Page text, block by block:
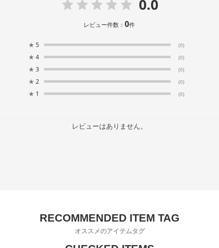
0.0
レビュー件数：0件
★ 5 (0)
★ 4 (0)
★ 3 (0)
★ 2 (0)
★ 1 (0)
レビューはありません。
オススメのアイテムタグ